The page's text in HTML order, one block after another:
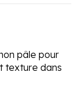
pâle pour
texture dans